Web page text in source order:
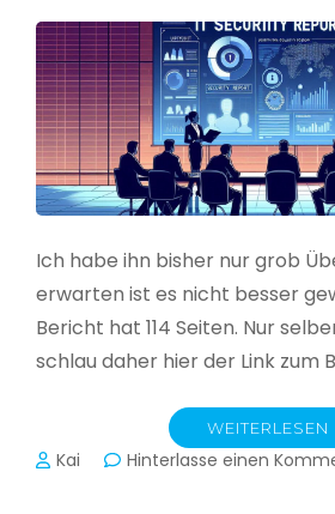
Ich habe ihn bisher nur grob
erwarten ist es nicht besser
Bericht hat 114 Seiten. Nur
schlau daher hier der Link zum
WEITERLESEN
Kai Hinterlasse einen